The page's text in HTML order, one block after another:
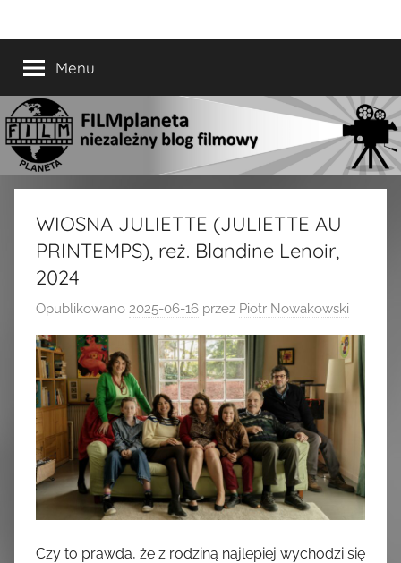
do
treści
FILMplaneta
filmowyMenu
WIOSNA JULIETTE (JULIETTE AU
PRINTEMPS), reż. Blandine Lenoir,
2024
Opublikowano 2025-06-16 przez Piotr Nowakowski
Czy to prawda, że z rodziną najlepiej wychodzi się